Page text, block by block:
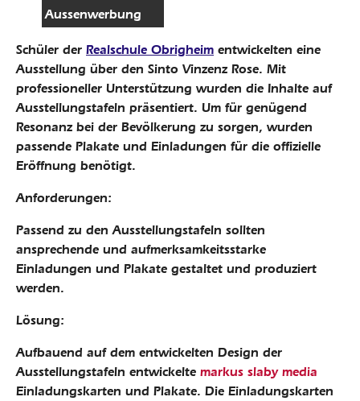
Aussenwerbung
Schüler der Realschule Obrigheim entwickelten eine
Ausstellung über den Sinto Vinzenz Rose. Mit
professioneller Unterstützung wurden die Inhalte auf
Ausstellungstafeln präsentiert. Um für genügend
Resonanz bei der Bevölkerung zu sorgen, wurden
passende Plakate und Einladungen für die offizielle
Eröffnung benötigt.
Anforderungen:
Passend zu den Ausstellungstafeln sollten
ansprechende und aufmerksamkeitsstarke
Einladungen und Plakate gestaltet und produziert
werden.
Lösung:
Aufbauend auf dem entwickelten Design der
Ausstellungstafeln entwickelte markus slaby media
Einladungskarten und Plakate. Die Einladungskarten